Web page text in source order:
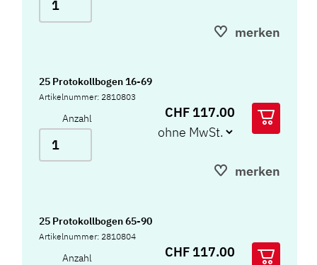
merken
25 Protokollbogen 16-69
Artikelnummer: 2810803
Anzahl CHF 117.00
merken
25 Protokollbogen 65-90
Artikelnummer: 2810804
Anzahl CHF 117.00